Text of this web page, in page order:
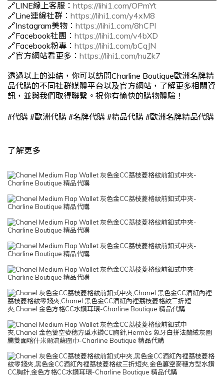
🔗LINE線上客服： https://lihi1.com/OPmYt
🔗Line連線社群： https://lihi1.com/y4xM8
🔗Instagram美物： https://lihi1.com/8hCPl
🔗Facebook社團： https://lihi1.com/v4bXD
🔗Facebook粉專： https://lihi1.com/bCqJN
🔗官方網站看更多： https://lihi1.com/huZk7
透過以上的連結，你可以訪問Charline Boutique歐洲名牌精
品代購的不同社群媒體平台以及官方網站，了解更多相關資
訊，並與我們取得聯繫。祝你有愉快的購物體驗！
#代購 #歐洲代購 #名牌代購 #精品代購 #歐洲名牌精品代購
了解更多